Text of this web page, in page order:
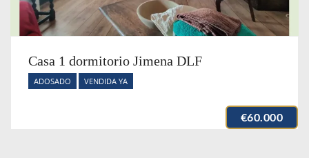
Casa 1 dormitorio Jimena DLF
ADOSADO VENDIDA YA
€60.000